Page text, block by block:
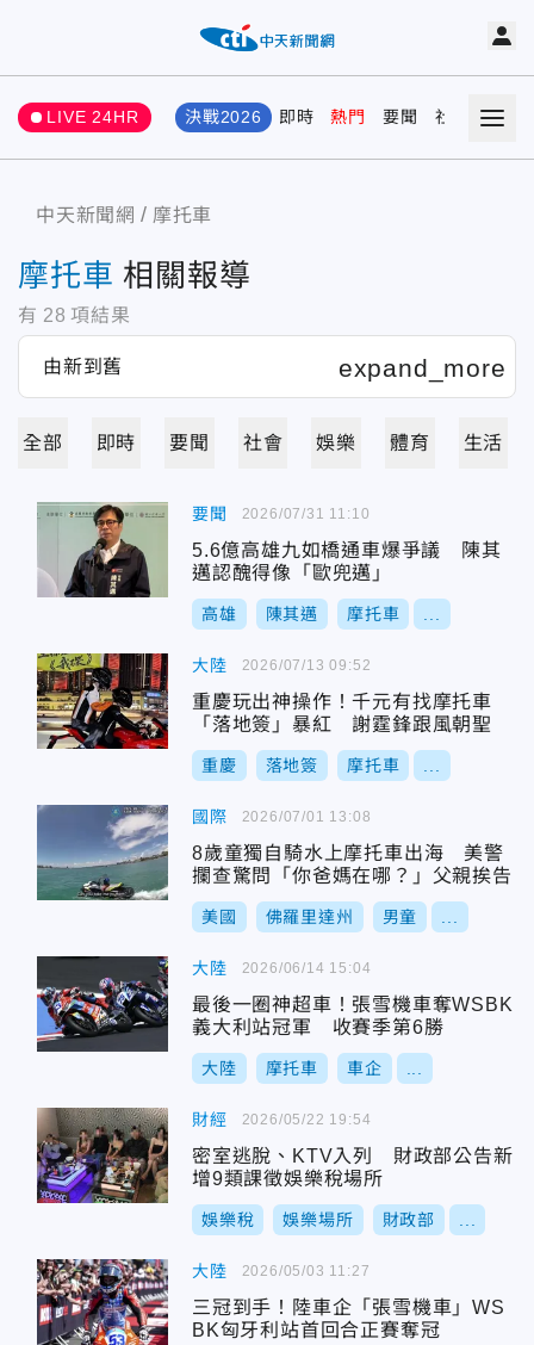
LIVE 24HR 決戰2026 即時 熱門 要聞 社會 娛樂
中天新聞網 摩托車
摩托車 相關報導
有 28 項結果
全部 即時 要聞 社會 娛樂 體育 生活
要聞
5.6億高雄九如橋通車爆爭議 陳其
邁認醜得像「歐兜邁」
高雄 陳其邁 摩托車
2026/07/31 11:10
大陸
重慶玩出神操作！千元有找摩托車
「落地簽」暴紅 謝霆鋒跟風朝聖
重慶 落地簽 摩托車
2026/07/13 09:52
國際
8歲童獨自騎水上摩托車出海 美警
攔查驚問「你爸媽在哪？」父親挨告
美國 佛羅里達州 男童
2026/07/01 13:08
大陸
最後一圈神超車！張雪機車奪WSBK
義大利站冠軍 收賽季第6勝
大陸 摩托車 車企
2026/06/14 15:04
財經
密室逃脫、KTV入列 財政部公告新
增9類課徵娛樂稅場所
娛樂稅 娛樂場所 財政部
2026/05/22 19:54
大陸
三冠到手！陸車企「張雪機車」WS
BK匈牙利站首回合正賽奪冠
2026/05/03 11:27